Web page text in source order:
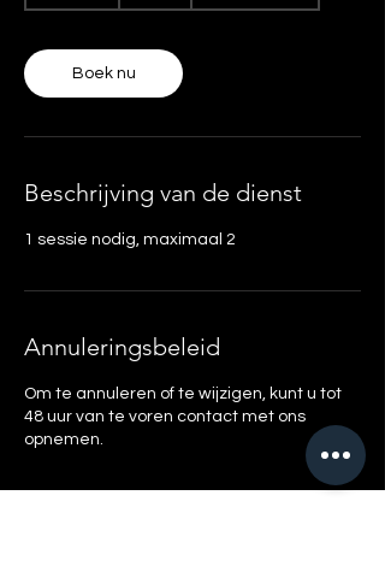
i
n
Boek nu
Beschrijving van de dienst
1 sessie nodig, maximaal 2
Annuleringsbeleid
Om te annuleren of te wijzigen, kunt u tot
48 uur van te voren contact met ons
opnemen.